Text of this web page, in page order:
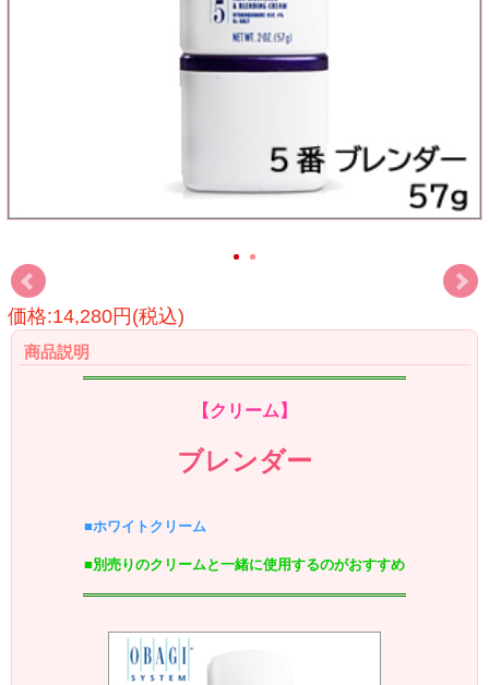
価格:14,280円(税込)
商品説明
【クリーム】
ブレンダー
■ホワイトクリーム
■別売りのクリームと一緒に使用するのがおすすめ